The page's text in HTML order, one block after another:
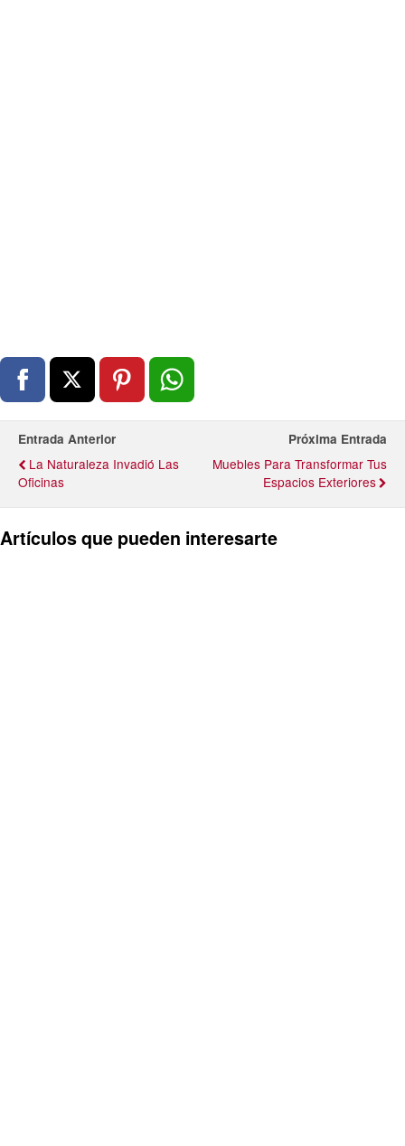
Entrada Anterior
La Naturaleza Invadió Las
Oficinas
Próxima Entrada
Muebles Para Transformar Tus
Espacios Exteriores
Artículos que pueden interesarte